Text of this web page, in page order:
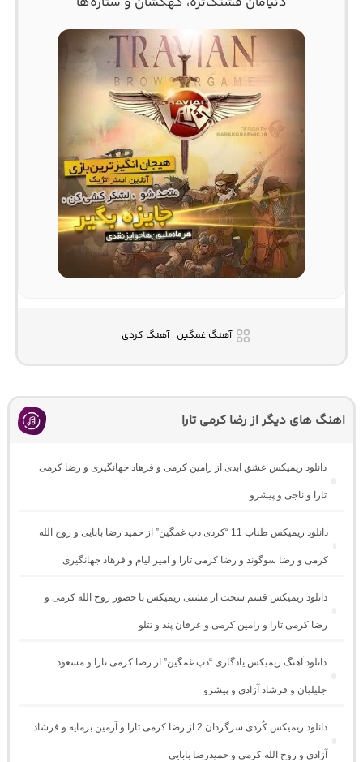
آهنگ غمگین , آهنگ کردی
اهنگ های دیگر از رضا کرمی تارا
دانلود ریمیکس عشق ابدی از رامین کرمی و فرهاد جهانگیری و رضا کرمی
تارا و ناجی و پیشرو
دانلود ریمیکس طناب 11 “کردی دپ غمگین” از حمید رضا بابایی و روح الله
کرمی و رضا سوگوند و رضا کرمی تارا و امیر لیام و فرهاد جهانگیری
دانلود ریمیکس قسم سخت از مشتی ریمیکس با حضور روح الله کرمی و
رضا کرمی تارا و رامین کرمی و عرفان پند و تتلو
دانلود آهنگ ریمیکس یادگاری “دپ غمگین” از رضا کرمی تارا و مسعود
جلیلیان و فرشاد آزادی و پیشرو
دانلود ریمیکس کُردی سرگردان 2 از رضا کرمی تارا و آرمین برمایه و فرشاد
آزادی و روح الله کرمی و حمیدرضا بابایی